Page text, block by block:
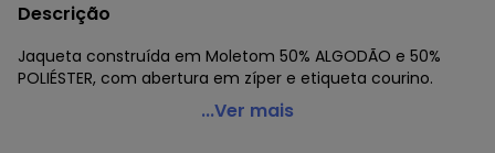
Descrição
Jaqueta construída em Moletom 50% ALGODÃO e 50%
POLIÉSTER, com abertura em zíper e etiqueta courino.
Soft Bonni - Jaqueta Adulto Verdão
...Ver mais